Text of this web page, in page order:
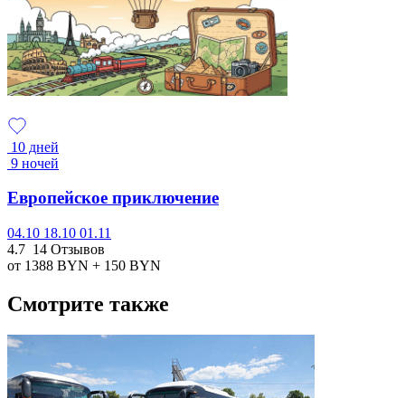
10 дней
9 ночей
Европейское приключение
04.10 18.10 01.11
4.7 14 Отзывов
от 1388 BYN + 150 BYN
Смотрите также